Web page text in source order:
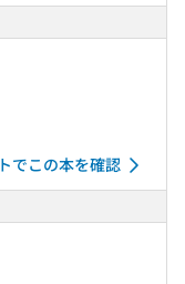
でこの本を確認